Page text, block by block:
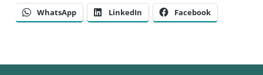
WhatsApp LinkedIn Facebook